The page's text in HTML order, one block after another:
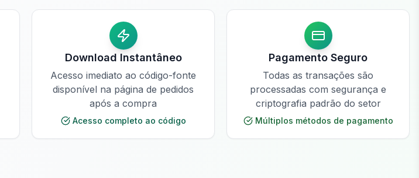
Download Instantâneo
Acesso imediato ao código-fonte
disponível na página de pedidos
após a compra
Acesso completo ao código
Pagamento Seguro
Todas as transações são
processadas com segurança e
criptografia padrão do setor
Múltiplos métodos de pagamento